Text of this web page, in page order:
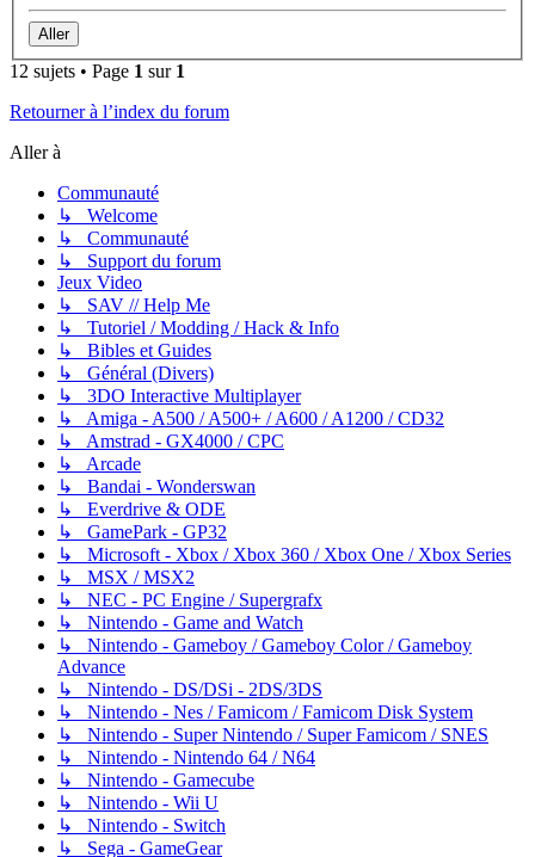
12 sujets • Page 1 sur 1
Retourner à l’index du forum
Aller à
Communauté
↳ Welcome
↳ Communauté
↳ Support du forum
Jeux Video
↳ SAV // Help Me
↳ Tutoriel / Modding / Hack & Info
↳ Bibles et Guides
↳ Général (Divers)
↳ 3DO Interactive Multiplayer
↳ Amiga - A500 / A500+ / A600 / A1200 / CD32
↳ Amstrad - GX4000 / CPC
↳ Arcade
↳ Bandai - Wonderswan
↳ Everdrive & ODE
↳ GamePark - GP32
↳ Microsoft - Xbox / Xbox 360 / Xbox One / Xbox Series
↳ MSX / MSX2
↳ NEC - PC Engine / Supergrafx
↳ Nintendo - Game and Watch
↳ Nintendo - Gameboy / Gameboy Color / Gameboy
Advance
↳ Nintendo - DS/DSi - 2DS/3DS
↳ Nintendo - Nes / Famicom / Famicom Disk System
↳ Nintendo - Super Nintendo / Super Famicom / SNES
↳ Nintendo - Nintendo 64 / N64
↳ Nintendo - Gamecube
↳ Nintendo - Wii U
↳ Nintendo - Switch
↳ Sega - GameGear